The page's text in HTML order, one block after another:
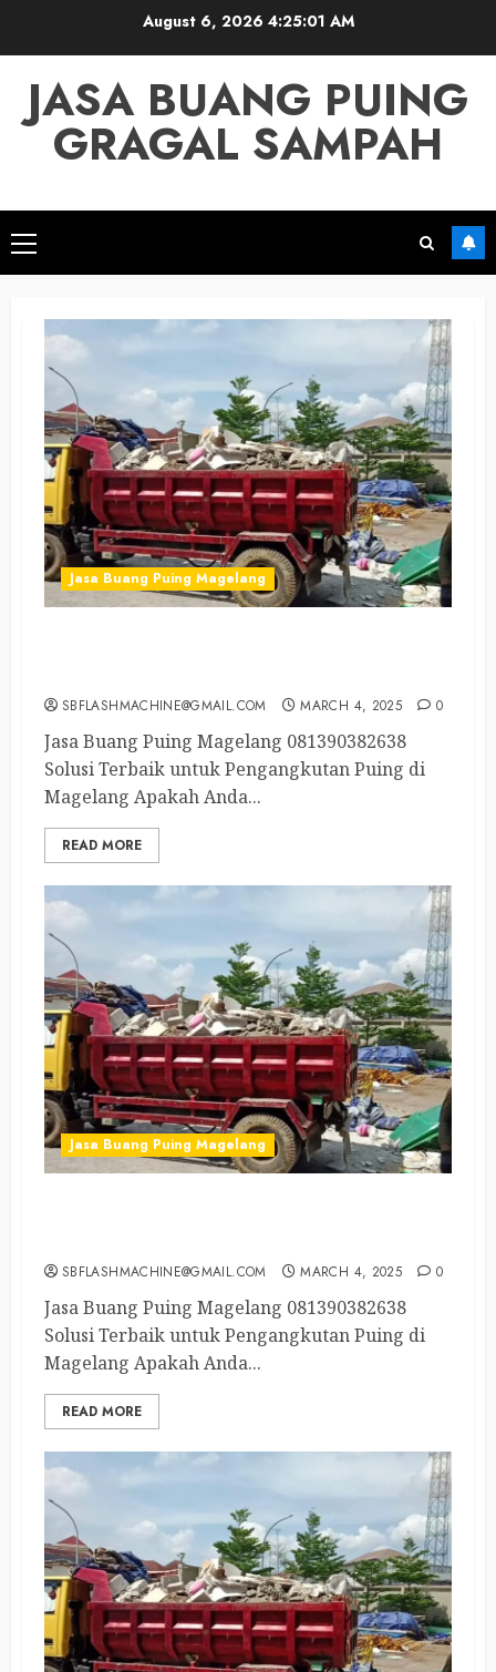
August 6, 2026 4:25:02 AM
JASA BUANG PUING
GRAGAL SAMPAH
Primary
Menu
Jasa Buang Puing Magelang
SBFLASHMACHINE@GMAIL.COM MARCH 4, 2025 0
Jasa Buang Puing Magelang 081390382638
Solusi Terbaik untuk Pengangkutan Puing di
Magelang Apakah Anda...
READ MORE
Jasa Buang Puing Magelang
SBFLASHMACHINE@GMAIL.COM MARCH 4, 2025 0
Jasa Buang Puing Magelang 081390382638
Solusi Terbaik untuk Pengangkutan Puing di
Magelang Apakah Anda...
READ MORE